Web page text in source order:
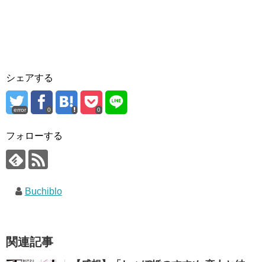
シェアする
error 0 0
フォローする
Buchiblo
関連記事